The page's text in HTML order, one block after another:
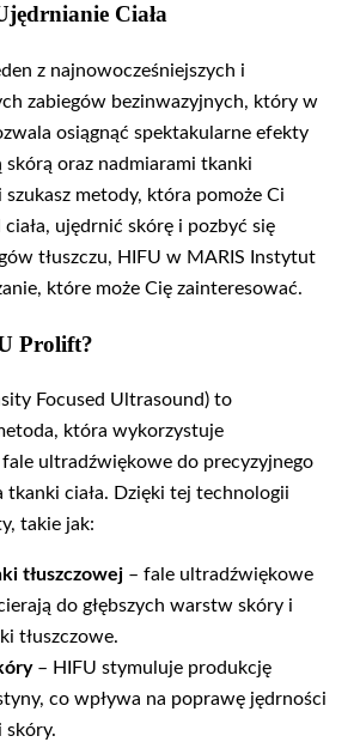
Ciała
z najnowocześniejszych i
zabiegów bezinwazyjnych, który w
osiągnąć spektakularne efekty
oraz nadmiarami tkanki
szukasz metody, która pomoże Ci
ujędrnić skórę i pozbyć się
tłuszczu, HIFU w MARIS Instytut
które może Cię zainteresować.
Prolift?
Focused Ultrasound) to
która wykorzystuje
ultradźwiękowe do precyzyjnego
tkanki ciała. Dzięki tej technologii
takie jak:
tłuszczowej – fale ultradźwiękowe
do głębszych warstw skóry i
tłuszczowe.
– HIFU stymuluje produkcję
co wpływa na poprawę jędrności
skóry.